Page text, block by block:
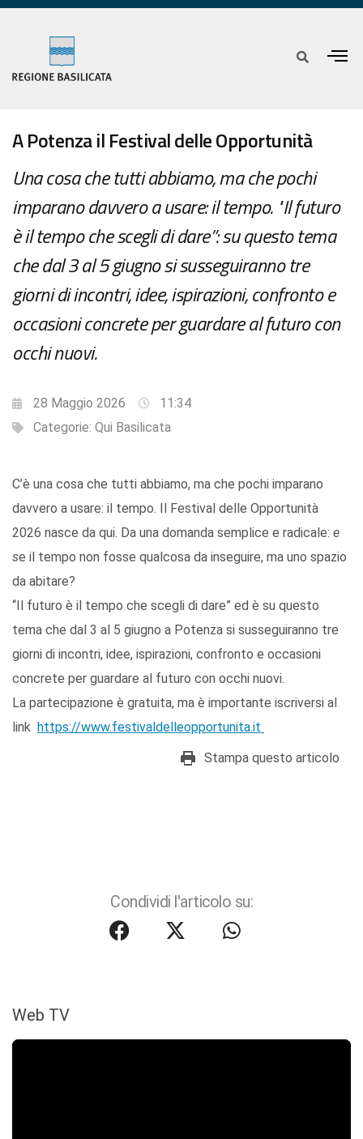
A Potenza il Festival delle Opportunità
Una cosa che tutti abbiamo, ma che pochi
imparano davvero a usare: il tempo. "Il futuro
è il tempo che scegli di dare”: su questo tema
che dal 3 al 5 giugno si susseguiranno tre
giorni di incontri, idee, ispirazioni, confronto e
occasioni concrete per guardare al futuro con
occhi nuovi.
28 Maggio 2026
11:34
Categorie: Qui Basilicata
C’è una cosa che tutti abbiamo, ma che pochi imparano
davvero a usare: il tempo. Il Festival delle Opportunità
2026 nasce da qui. Da una domanda semplice e radicale: e
se il tempo non fosse qualcosa da inseguire, ma uno spazio
da abitare?
“Il futuro è il tempo che scegli di dare” ed è su questo
tema che dal 3 al 5 giugno a Potenza si susseguiranno tre
giorni di incontri, idee, ispirazioni, confronto e occasioni
concrete per guardare al futuro con occhi nuovi.
La partecipazione è gratuita, ma è importante iscriversi al
link https://www.festivaldelleopportunita.it
Stampa questo articolo
Condividi l'articolo su:
Web TV